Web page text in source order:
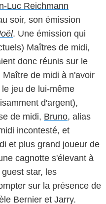
Luc Reichmann
soir, son émission
. Une émission qui
Maîtres de midi,
donc réunis sur le
Maître de midi à n'avoir
jeu de lui-même
d'argent),
de midi, Bruno, alias
incontesté, et
et plus grand joueur de
cagnotte s'élevant à
star, les
sur la présence de
Bernier et Jarry.